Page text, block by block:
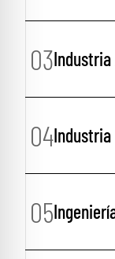
03Industria
04
05